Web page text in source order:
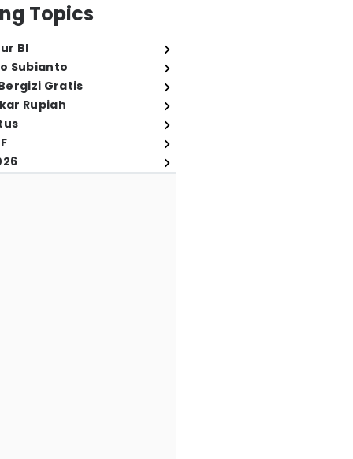
Topics
BI
Subianto
Gratis
Rupiah